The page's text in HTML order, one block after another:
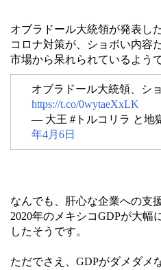
オブラドール大統領が発表し
コロナ対策が、ショボい内容
市場から呆れられているようで
オブラドール大統領、シ
https://t.co/0wytaeXxLK
— 大王 #トルコリラ と地
年4月6日
なんでも、肝心な企業への支
2020年のメキシコGDPが大幅
したそうです。
ただでさえ、GDPがダメダメ